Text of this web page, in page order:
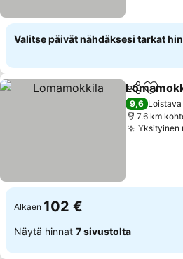
Valitse päivät nähdäksesi tarkat
Jaa Lisää
9,6 Loistava
7.6 km
Yksityinen
Alkaen 102 €
Näytä hinnat 7 sivustolta